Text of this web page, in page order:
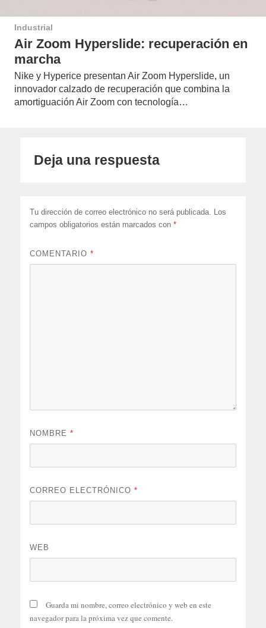
Industrial
Air Zoom Hyperslide: recuperación en
marcha
Nike y Hyperice presentan Air Zoom Hyperslide, un
innovador calzado de recuperación que combina la
amortiguación Air Zoom con tecnología…
Deja una respuesta
Tu dirección de correo electrónico no será publicada.
Los
campos obligatorios están marcados con*
COMENTARIO*
NOMBRE*
CORREO ELECTRÓNICO*
WEB
Guarda mi nombre, correo electrónico y web en este
navegador para la próxima vez que comente.